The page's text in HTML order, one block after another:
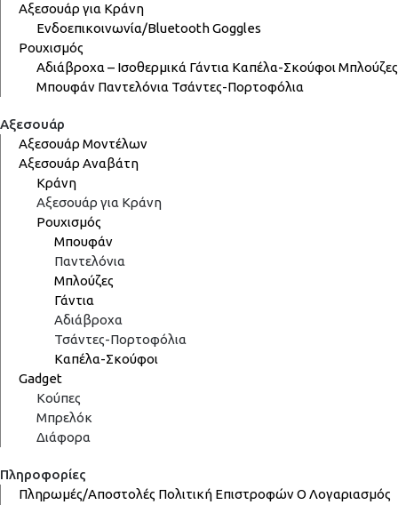
Αξεσουάρ για Κράνη
Ενδοεπικοινωνία/BluetoothGoggles
Ρουχισμός
Αδιάβροχα – Ισοθερμικά Γάντια Καπέλα-Σκούφοι Μπλούζες
Μπουφάν Παντελόνια Τσάντες-Πορτοφόλια
Αξεσουάρ
Αξεσουάρ Μοντέλων
Αξεσουάρ Αναβάτη
Κράνη
Αξεσουάρ για Κράνη
Ρουχισμός
Μπουφάν
Παντελόνια
Μπλούζες
Γάντια
Αδιάβροχα
Τσάντες-Πορτοφόλια
Καπέλα-Σκούφοι
Gadget
Κούπες
Μπρελόκ
Διάφορα
Πληροφορίες
Πληρωμές/Αποστολές Πολιτική ΕπιστροφώνΟ Λογαριασμός